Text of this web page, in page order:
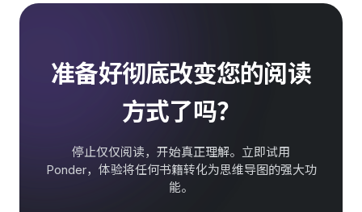
准备好彻底改变您的阅读
方式了吗？
停止仅仅阅读，开始真正理解。立即试用
Ponder，体验将任何书籍转化为思维导图的强大功
能。